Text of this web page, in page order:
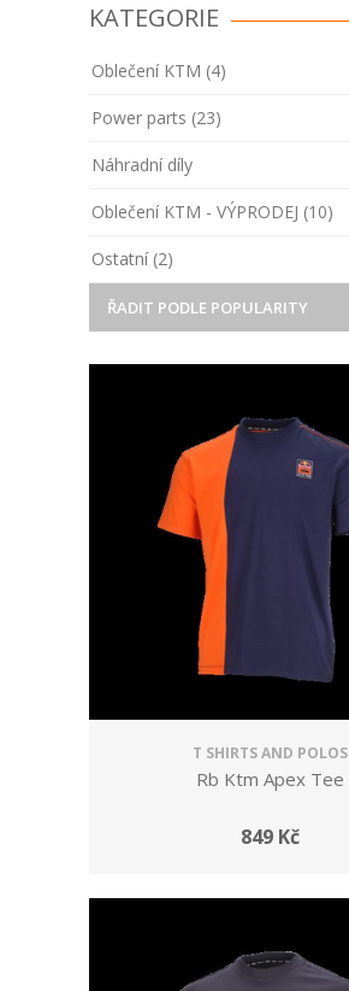
KATEGORIE
Oblečení KTM (4)
Power parts (23)
Náhradní díly
Oblečení KTM - VÝPRODEJ (10)
Ostatní (2)
ŘADIT PODLE POPULARITY
T SHIRTS AND POLOS
Rb Ktm Apex Tee
849 Kč